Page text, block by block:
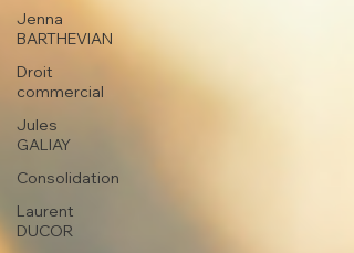
Jenna
BARTHEVIAN
Droit
commercial
Jules
GALIAY
Consolidation
Laurent
DUCOR